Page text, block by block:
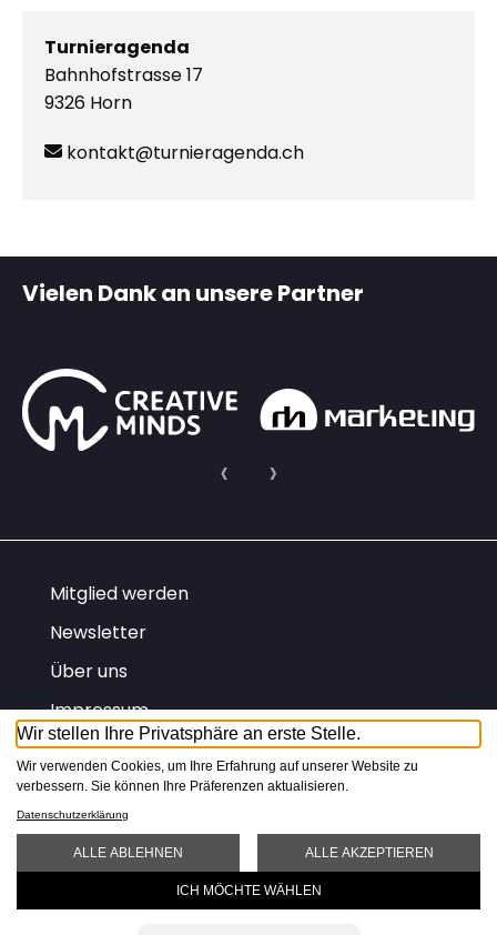
Turnieragenda
Bahnhofstrasse 17
9326 Horn
kontakt@turnieragenda.ch
Vielen Dank an unsere Partner
Mitglied werden
Newsletter
Über uns
Impressum
Datenschutz
AGB
Wir stellen Ihre Privatsphäre an erste Stelle.
Wir verwenden Cookies, um Ihre Erfahrung auf unserer Website zu
verbessern. Sie können Ihre Präferenzen aktualisieren.
Datenschutzerklärung
ALLE ABLEHNEN ALLE AKZEPTIEREN
ICH MÖCHTE WÄHLEN